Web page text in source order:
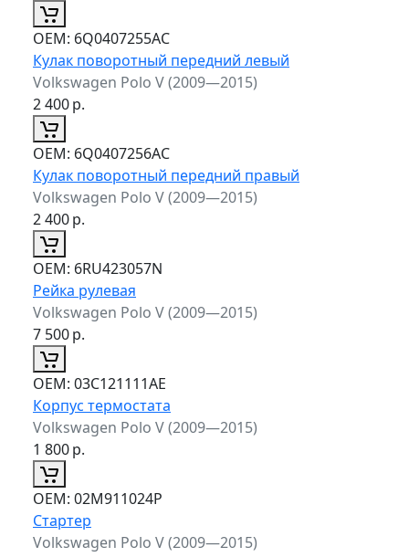
ОЕМ: 6Q0407255AC
Кулак поворотный передний левый
Volkswagen Polo V (2009—2015)
2 400р.
ОЕМ: 6Q0407256AC
Кулак поворотный передний правый
Volkswagen Polo V (2009—2015)
2 400р.
ОЕМ: 6RU423057N
Рейка рулевая
Volkswagen Polo V (2009—2015)
7 500р.
ОЕМ: 03C121111AE
Корпус термостата
Volkswagen Polo V (2009—2015)
1 800р.
ОЕМ: 02M911024P
Стартер
Volkswagen Polo V (2009—2015)